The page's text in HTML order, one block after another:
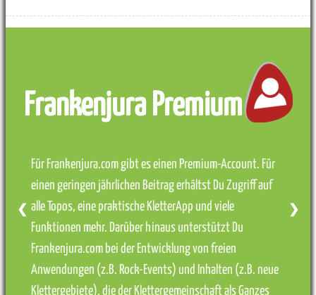
Frankenjura Premium
Für Frankenjura.com gibt es einen Premium-Account. Für
einen geringen jährlichen Beitrag erhältst Du Zugriff auf
alle Topos, eine praktische KletterApp und viele
Funktionen mehr. Darüber hinaus unterstützt Du
Frankenjura.com bei der Entwicklung von freien
Anwendungen (z.B. Rock-Events) und Inhalten (z.B. neue
Klettergebiete), die der Klettergemeinschaft als Ganzes
❮ ❯